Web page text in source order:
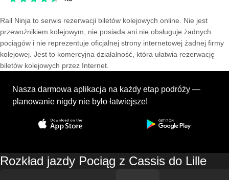
Rail Ninja to serwis rezerwacji biletów kolejowych online. Nie jest
przewoźnikiem kolejowym, nie posiada ani nie obsługuje żadnych
pociągów i nie reprezentuje oficjalnej strony internetowej żadnej firmy
kolejowej. Jest to komercyjna działalność, która ułatwia rezerwację
biletów kolejowych przez Internet.
Nasza darmowa aplikacja na każdy etap podróży —
planowanie nigdy nie było łatwiejsze!
Rozkład jazdy Pociąg z Cassis do Lille